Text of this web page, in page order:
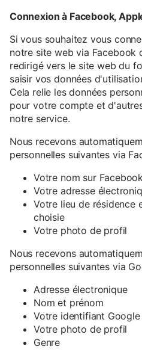
Connexion à Facebook,
Si vous souhaitez vous
notre site web via Facebook
redirigé vers le site web du
saisir vos données
Cela relie les données
pour votre compte et
notre service.
Nous recevons
personnelles suivantes via
Votre nom sur Facebook
Votre adresse
Votre lieu de résidence
choisie
Votre photo de profil
Nous recevons
personnelles suivantes via
Adresse électronique
Nom et prénom
Votre identifiant Google
Votre photo de profil
Genre